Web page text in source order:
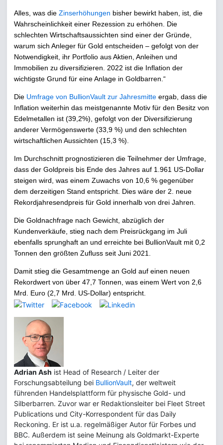
Alles, was die Zinserhöhungen bisher bewirkt haben, ist, die
Wahrscheinlichkeit einer Rezession zu erhöhen. Die
schlechten Wirtschaftsaussichten sind einer der Gründe,
warum sich Anleger für Gold entscheiden – gefolgt von der
Notwendigkeit, ihr Portfolio aus Aktien, Anleihen und
Immobilien zu diversifizieren. 2022 ist die Inflation der
wichtigste Grund für eine Anlage in Goldbarren.“
Die Umfrage von BullionVault zur Jahresmitte ergab, dass die
Inflation weiterhin das meistgenannte Motiv für den Besitz von
Edelmetallen ist (39,2%), gefolgt von der Diversifizierung
anderer Vermögenswerte (33,9 %) und den schlechten
wirtschaftlichen Aussichten (15,3 %).
Im Durchschnitt prognostizieren die Teilnehmer der Umfrage,
dass der Goldpreis bis Ende des Jahres auf 1.961 US-Dollar
steigen wird, was einem Zuwachs von 10,6 % gegenüber
dem derzeitigen Stand entspricht. Dies wäre der 2. neue
Rekordjahresendpreis für Gold innerhalb von drei Jahren.
Die Goldnachfrage nach Gewicht, abzüglich der
Kundenverkäufe, stieg nach dem Preisrückgang im Juli
ebenfalls sprunghaft an und erreichte bei BullionVault mit 0,2
Tonnen den größten Zufluss seit Juni 2021.
Damit stieg die Gesamtmenge an Gold auf einen neuen
Rekordwert von über 47,7 Tonnen, was einem Wert von 2,6
Mrd. Euro (2,7 Mrd. US-Dollar) entspricht.
Adrian Ash ist Head of Research / Leiter der
Forschungsabteilung bei BullionVault, der weltweit
führenden Handelsplattform für physische Gold- und
Silberbarren. Zuvor war er Redaktionsleiter bei Fleet Street
Publications und City-Korrespondent für das Daily
Reckoning. Er ist u.a. regelmäßiger Autor für Forbes und
BBC. Außerdem ist seine Meinung als Goldmarkt-Experte